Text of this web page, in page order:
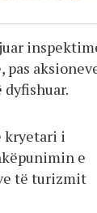
pas
kryetari i
e
të turizmit